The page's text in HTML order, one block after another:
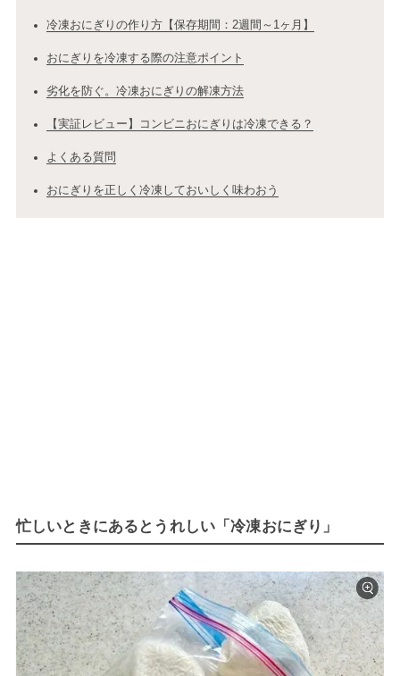
冷凍おにぎりの作り方【保存期間：2週間～1ヶ月】
おにぎりを冷凍する際の注意ポイント
劣化を防ぐ。冷凍おにぎりの解凍方法
【実証レビュー】コンビニおにぎりは冷凍できる？
よくある質問
おにぎりを正しく冷凍しておいしく味わおう
忙しいときにあるとうれしい「冷凍おにぎり」